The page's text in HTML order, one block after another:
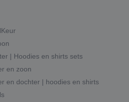
| Hoodies en shirts sets
en zoon
en dochter | hoodies en shirts